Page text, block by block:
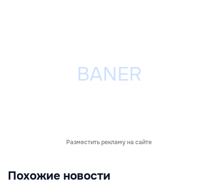
Разместить рекламу на сайте
Похожие новости